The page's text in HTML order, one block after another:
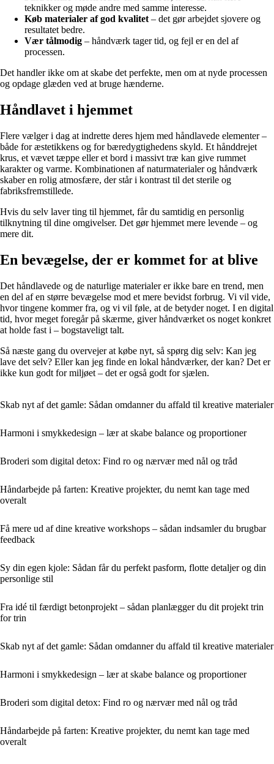
teknikker og møde andre med samme interesse.
Køb materialer af god kvalitet – det gør arbejdet sjovere og
resultatet bedre.
Vær tålmodig – håndværk tager tid, og fejl er en del af
processen.
Det handler ikke om at skabe det perfekte, men om at nyde processen
og opdage glæden ved at bruge hænderne.
Håndlavet i hjemmet
Flere vælger i dag at indrette deres hjem med håndlavede elementer –
både for æstetikkens og for bæredygtighedens skyld. Et hånddrejet
krus, et vævet tæppe eller et bord i massivt træ kan give rummet
karakter og varme. Kombinationen af naturmaterialer og håndværk
skaber en rolig atmosfære, der står i kontrast til det sterile og
fabriksfremstillede.
Hvis du selv laver ting til hjemmet, får du samtidig en personlig
tilknytning til dine omgivelser. Det gør hjemmet mere levende – og
mere dit.
En bevægelse, der er kommet for at blive
Det håndlavede og de naturlige materialer er ikke bare en trend, men
en del af en større bevægelse mod et mere bevidst forbrug. Vi vil vide,
hvor tingene kommer fra, og vi vil føle, at de betyder noget. I en digital
tid, hvor meget foregår på skærme, giver håndværket os noget konkret
at holde fast i – bogstaveligt talt.
Så næste gang du overvejer at købe nyt, så spørg dig selv: Kan jeg
lave det selv? Eller kan jeg finde en lokal håndværker, der kan? Det er
ikke kun godt for miljøet – det er også godt for sjælen.
Skab nyt af det gamle: Sådan omdanner du affald til kreative materialer
Harmoni i smykkedesign – lær at skabe balance og proportioner
Broderi som digital detox: Find ro og nærvær med nål og tråd
Håndarbejde på farten: Kreative projekter, du nemt kan tage med
overalt
Få mere ud af dine kreative workshops – sådan indsamler du brugbar
feedback
Sy din egen kjole: Sådan får du perfekt pasform, flotte detaljer og din
personlige stil
Fra idé til færdigt betonprojekt – sådan planlægger du dit projekt trin
for trin
Skab nyt af det gamle: Sådan omdanner du affald til kreative materialer
Harmoni i smykkedesign – lær at skabe balance og proportioner
Broderi som digital detox: Find ro og nærvær med nål og tråd
Håndarbejde på farten: Kreative projekter, du nemt kan tage med
overalt